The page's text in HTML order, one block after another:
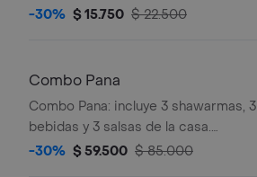
bebida y tres salsas.
-30% $ 15.750 $ 22.500
Combo Pana
Combo Pana: incluye 3 shawarmas, 3
bebidas y 3 salsas de la casa.
Perfecto para compartir.
-30% $ 59.500 $ 85.000